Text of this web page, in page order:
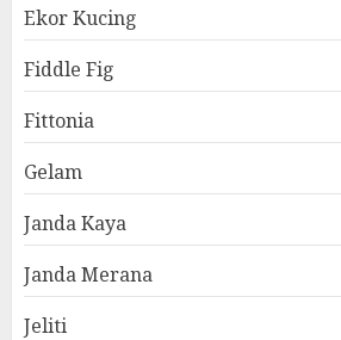
Ekor Kucing
Fiddle Fig
Fittonia
Gelam
Janda Kaya
Janda Merana
Jeliti